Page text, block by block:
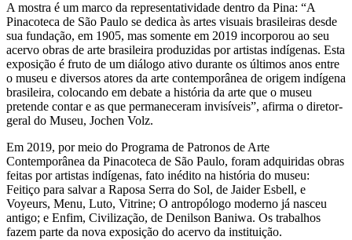
A mostra é um marco da representatividade dentro da Pina: “A
Pinacoteca de São Paulo se dedica às artes visuais brasileiras desde
sua fundação, em 1905, mas somente em 2019 incorporou ao seu
acervo obras de arte brasileira produzidas por artistas indígenas. Esta
exposição é fruto de um diálogo ativo durante os últimos anos entre
o museu e diversos atores da arte contemporânea de origem indígena
brasileira, colocando em debate a história da arte que o museu
pretende contar e as que permaneceram invisíveis”, afirma o diretor-
geral do Museu, Jochen Volz.
Em 2019, por meio do Programa de Patronos de Arte
Contemporânea da Pinacoteca de São Paulo, foram adquiridas obras
feitas por artistas indígenas, fato inédito na história do museu:
Feitiço para salvar a Raposa Serra do Sol, de Jaider Esbell, e
Voyeurs, Menu, Luto, Vitrine; O antropólogo moderno já nasceu
antigo; e Enfim, Civilização, de Denilson Baniwa. Os trabalhos
fazem parte da nova exposição do acervo da instituição.